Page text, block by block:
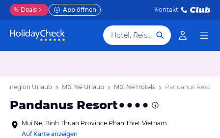
% Deals App öffnen Kontakt
Hotel, Reiseziel
Urlaub Mũi Né Urlaub Mũi Né Hotels Pandanus Resort
Pandanus Resort
Mui Ne, Binh Thuan Province Phan Thiet Vietnam
Auf Karte anzeigen